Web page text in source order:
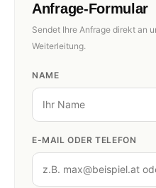
Anfrage-Formular
Sendet Ihre Anfrage direkt an
Weiterleitung.
NAME
E-MAIL ODER TELEFON